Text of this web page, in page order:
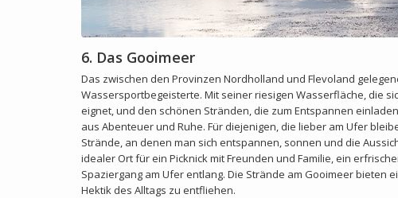
6. Das Gooimeer
Das zwischen den Provinzen Nordholland und Flevoland
Wassersportbegeisterte. Mit seiner riesigen Wasserfläche, die
eignet, und den schönen Stränden, die zum Entspannen
aus Abenteuer und Ruhe. Für diejenigen, die lieber am Ufer
Strände, an denen man sich entspannen, sonnen und die
idealer Ort für ein Picknick mit Freunden und Familie, ein
Spaziergang am Ufer entlang. Die Strände am Gooimeer bieten
Hektik des Alltags zu entfliehen.